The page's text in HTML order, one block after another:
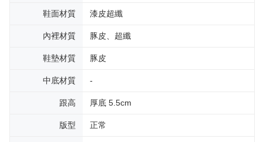
鞋面材質 漆皮超纖
內裡材質 豚皮、超纖
鞋墊材質 豚皮
中底材質 -
跟高 厚底 5.5cm
版型 正常